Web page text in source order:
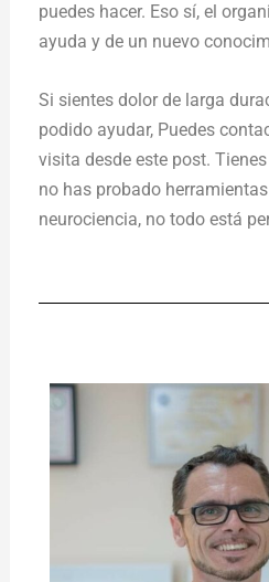
puedes hacer. Eso sí, el
ayuda y de un nuevo
Si sientes dolor de larga
podido ayudar, Puedes
visita desde este post.
no has probado
neurociencia, no todo está